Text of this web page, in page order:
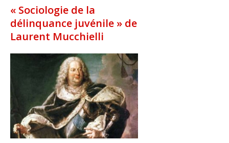
« Sociologie de la
délinquance juvénile » de
Laurent Mucchielli